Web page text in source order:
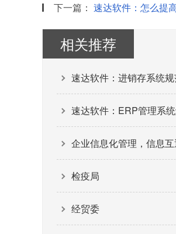
下一篇： 速达软件：怎么提
相关推荐
速达软件：进销存系统
速达软件：ERP管理系
企业信息化管理，信息互
检疫局
经贸委